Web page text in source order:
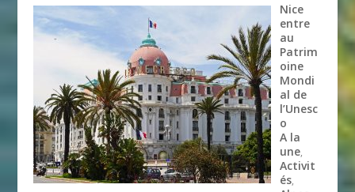
Nice
entre
au
Patrim
oine
Mondi
al de
l’Unesc
o
A la
une,
Activit
és,